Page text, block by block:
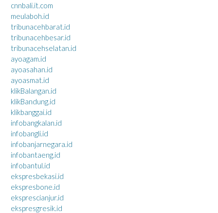
cnnbali.it.com
meulaboh.id
tribunacehbarat.id
tribunacehbesar.id
tribunacehselatan.id
ayoagam.id
ayoasahan.id
ayoasmat.id
klikBalangan.id
klikBandung.id
klikbanggai.id
infobangkalan.id
infobangli.id
infobanjarnegara.id
infobantaeng.id
infobantul.id
ekspresbekasi.id
ekspresbone.id
eksprescianjur.id
ekspresgresik.id